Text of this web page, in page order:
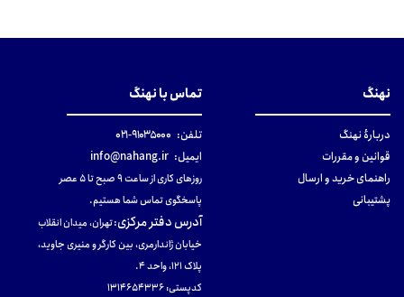
نهنگ
دربارهٔ نهنگ
قوانین و مقررات
راهنمای خرید و ارسال
پشتیبانی
تماس با نهنگ
تلفن: ۹۱۰۳۵۰۰۰-۰۲۱
ایمیل: info@nahang.ir
روزهای کاری از ساعت ۹ صبح تا ۵ عصر
پاسخگوی تماس شما هستیم.
آدرس دفتر مرکزی:تهران، میدان انقلاب
خیابان ژاندارمری، بین کارگر و منیری جاوید،
پلاک 121، واحد ۴.
کدپستی: 131465433۶